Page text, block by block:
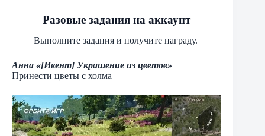
Разовые задания на аккаунт
Выполните задания и получите награду.
Анна «[Ивент] Украшение из цветов»
Принести цветы с холма